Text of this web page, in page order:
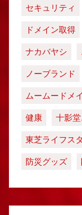
セキュリティ
ドメイン取得
ナカバヤシ
ノーブランド
ムームードメ
健康
十影
東芝ライフス
防災グッズ